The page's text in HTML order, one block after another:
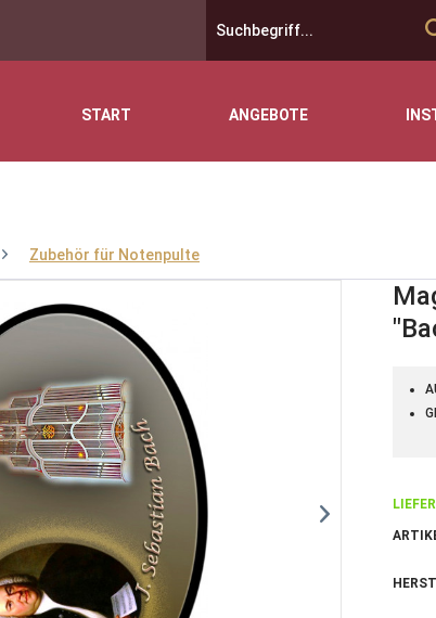
START ANGEBOTE
Zubehör für Notenpulte